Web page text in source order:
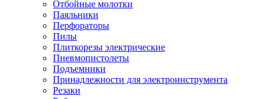
Отбойные молотки
Паяльники
Перфораторы
Пилы
Плиткорезы электрические
Пневмопистолеты
Подъемники
Принадлежности для электроинструмента
Резаки